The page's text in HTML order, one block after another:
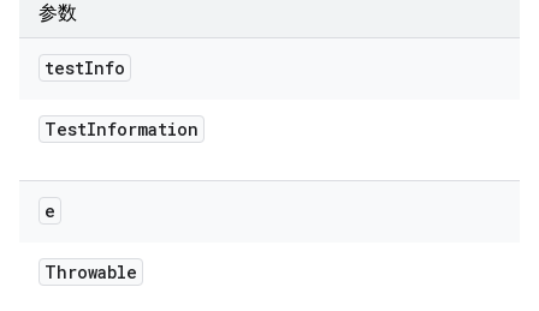
参数
testInfo
TestInformation
e
Throwable